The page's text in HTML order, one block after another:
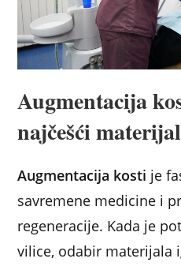
Augmentacija
najčešći
Augmentacija kosti je
savremene medicine i
regeneracije. Kada je
vilice, odabir materijala